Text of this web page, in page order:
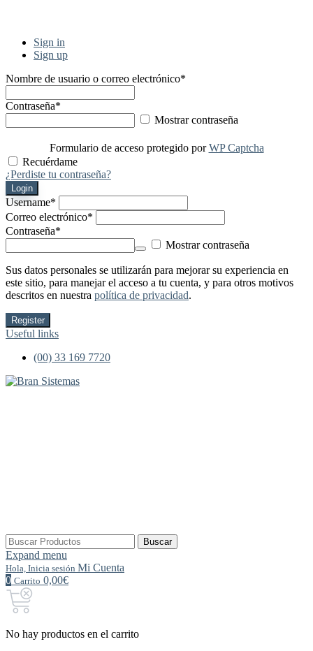
Sign in
Sign up
Nombre de usuario o correo electrónico*
Contraseña*
Mostrar contraseña
Formulario de acceso protegido porWP Captcha
Recuérdame
¿Perdiste tu contraseña?
Login
Username*
Correo electrónico*
Contraseña*
Mostrar contraseña
Sus datos personales se utilizarán para mejorar su experiencia en
este sitio, para manejar el acceso a tu cuenta, y para otros motivos
descritos en nuestra política de privacidad.
Register
Useful links
(00) 33 169 7720
Buscar
por:
Buscar
Expand menu
Hola, Inicia sesión Mi Cuenta
0 Carrito 0,00€
No hay productos en el carrito